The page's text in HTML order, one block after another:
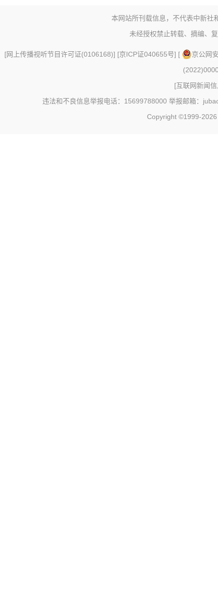
本网站所刊载信息，不代表中新社
未经授权禁止转载、摘编、
[网上传播视听节目许可证(0106168)] [京ICP证040655号] [
京公网
[互联网新闻
违法和不良信息举报电话：15699788000 举报邮箱：
Copyright ©1999-